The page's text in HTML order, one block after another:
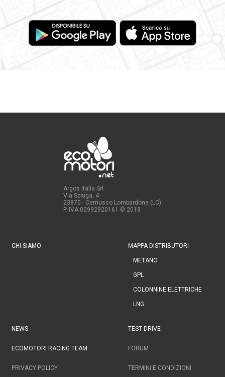
Argos Italia Srl
Via Spluga, 4
23870 - Cernusco Lombardone (LC)
P. IVA 02992920161 © 2018
CHI SIAMO MAPPA DISTRIBUTORI
METANO
GPL
COLONNINE ELETTRICHE
LNG
NEWS TEST DRIVE
ECOMOTORI RACING TEAM FORUM
PRIVACY POLICY TERMINI E CONDIZIONI